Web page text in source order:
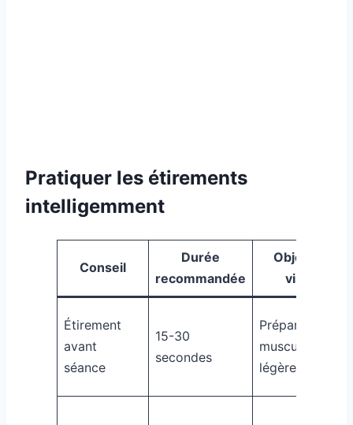
Pratiquer les étirements
intelligemment
Conseil
Durée
recommandée
Objectif
visé
Étirement
avant
séance
15-30
secondes
Préparation
musculaire
légère